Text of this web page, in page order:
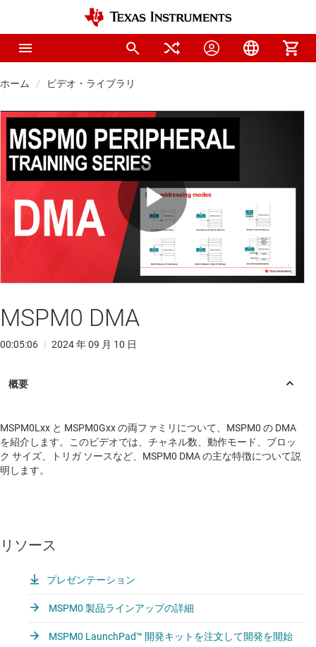
ホーム ビデオ・ライブラリ
Play
MSPM0 DMA
00:05:06 | 2024 年 09 月 10 日
MSPM0Lxx と MSPM0Gxx の両ファミリについて、MSPM0 の DMA
を紹介します。このビデオでは、チャネル数、動作モード、ブロッ
ク サイズ、トリガ ソースなど、MSPM0 DMA の主な特徴について説
明します。
リソース
プレゼンテーション
MSPM0 製品ラインアップの詳細
MSPM0 LaunchPad™ 開発キットを注文して開発を開始